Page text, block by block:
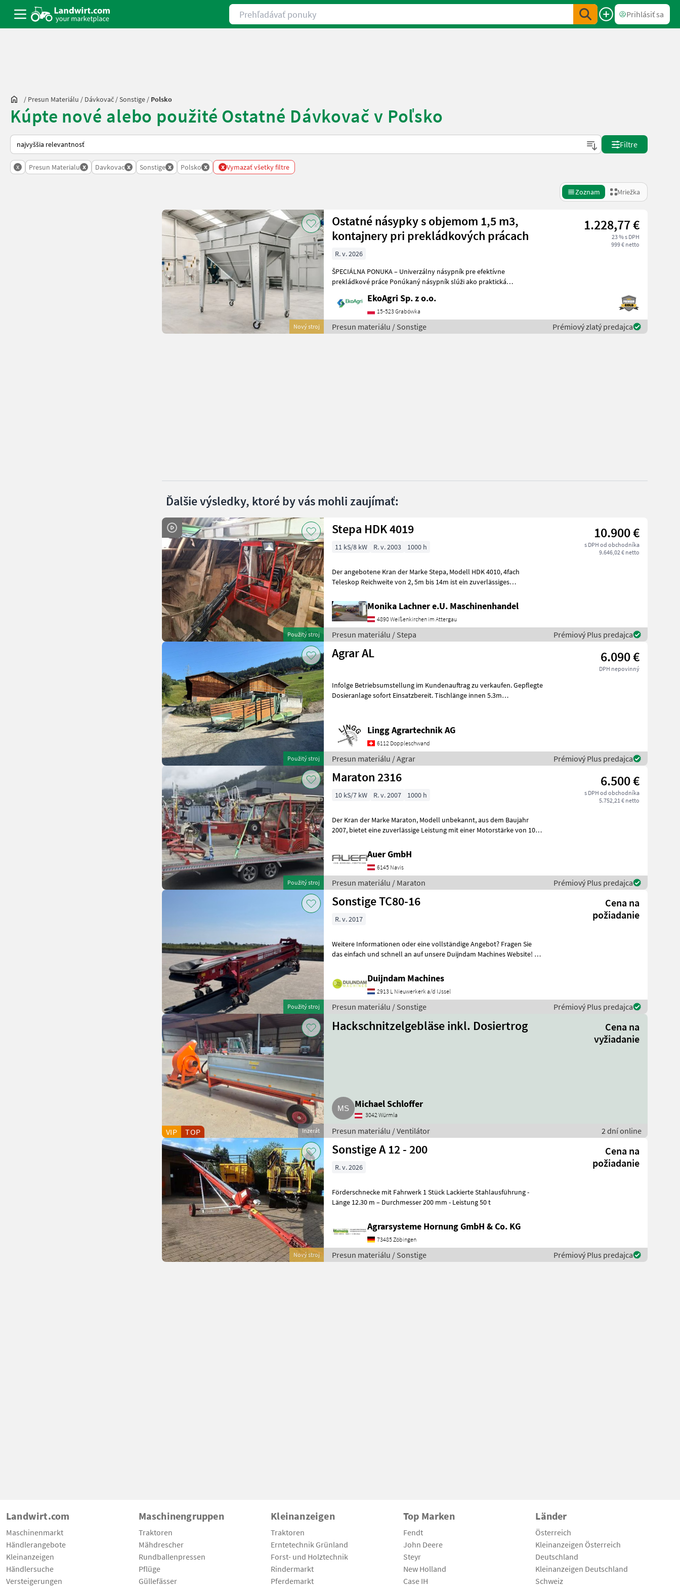
Prehľadávať ponuky
Prihlásiť sa
/ Presun Materiálu / Dávkovač /Sonstige / Polsko
Kúpte nové alebo použité Ostatné Dávkovač v Poľsko
Takto sa vykonáva triedenie na Landwirt.com
Filtre
x Presun Materialu x Davkovac x Sonstige x Polsko x x Vymazať všetky filtre
Zoznam Mriežka
Nový stroj
Ostatné násypky s objemom 1,5 m3,
kontajnery pri prekládkových prácach
1.228,77 €
23 % s DPH
999 € netto
R. v. 2026
ŠPECIÁLNA PONUKA – Univerzálny násypník pre efektívne
prekládkové práce Ponúkaný násypník slúži ako praktická
EkoAgri Sp. z o.o.
15-523 Grabówka
Presun materiálu / Sonstige Prémiový zlatý predajca
Ďalšie výsledky, ktoré by vás mohli zaujímať:
Použitý stroj
Stepa HDK 4019 10.900 €
s DPH od obchodníka
9.646,02 € netto
11 kS/8 kW R. v. 2003 1000 h
Der angebotene Kran der Marke Stepa, Modell HDK 4010, 4fach
Teleskop Reichweite von 2, 5m bis 14m ist ein zuverlässiges
Monika Lachner e.U. Maschinenhandel
4890 Weißenkirchen im Attergau
Presun materiálu / Stepa Prémiový Plus predajca
Použitý stroj
Agrar AL 6.090 €
DPH nepovinný
Infolge Betriebsumstellung im Kundenauftrag zu verkaufen. Gepflegte
Dosieranlage sofort Einsatzbereit. Tischlänge innen 5.3m
Lingg Agrartechnik AG
6112 Doppleschwand
Presun materiálu / Agrar Prémiový Plus predajca
Použitý stroj
Maraton 2316 6.500 €
s DPH od obchodníka
5.752,21 € netto
10 kS/7 kW R. v. 2007 1000 h
Der Kran der Marke Maraton, Modell unbekannt, aus dem Baujahr
2007, bietet eine zuverlässige Leistung mit einer Motorstärke von 10
Auer GmbH
6145 Navis
Presun materiálu / Maraton Prémiový Plus predajca
Použitý stroj
Sonstige TC80-16
Cena na
požiadanie
R. v. 2017
Weitere Informationen oder eine vollständige Angebot? Fragen Sie
das einfach und schnell an auf unsere Duijndam Machines Website! Sie
Duijndam Machines
2913 L Nieuwerkerk a/d IJssel
Presun materiálu / Sonstige Prémiový Plus predajca
Inzerát
VIP TOP
Hackschnitzelgebläse inkl. Dosiertrog
Cena na
vyžiadanie
Michael Schloffer
3042 Würmla
Presun materiálu / Ventilátor 2 dní online
Nový stroj
Sonstige A 12 - 200
Cena na
požiadanie
R. v. 2026
Förderschnecke mit Fahrwerk 1 Stück Lackierte Stahlausführung -
Länge 12.30 m – Durchmesser 200 mm - Leistung 50 t
Agrarsysteme Hornung GmbH & Co. KG
73485 Zöbingen
Presun materiálu / Sonstige Prémiový Plus predajca
Landwirt.com
Maschinenmarkt
Händlerangebote
Kleinanzeigen
Händlersuche
Versteigerungen
Maschinengruppen
Traktoren
Mähdrescher
Rundballenpressen
Pflüge
Güllefässer
Kleinanzeigen
Traktoren
Erntetechnik Grünland
Forst- und Holztechnik
Rindermarkt
Pferdemarkt
Top Marken
Fendt
John Deere
Steyr
New Holland
Case IH
Länder
Österreich
Kleinanzeigen Österreich
Deutschland
Kleinanzeigen Deutschland
Schweiz